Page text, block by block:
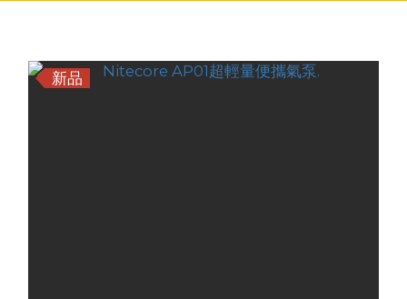
新品